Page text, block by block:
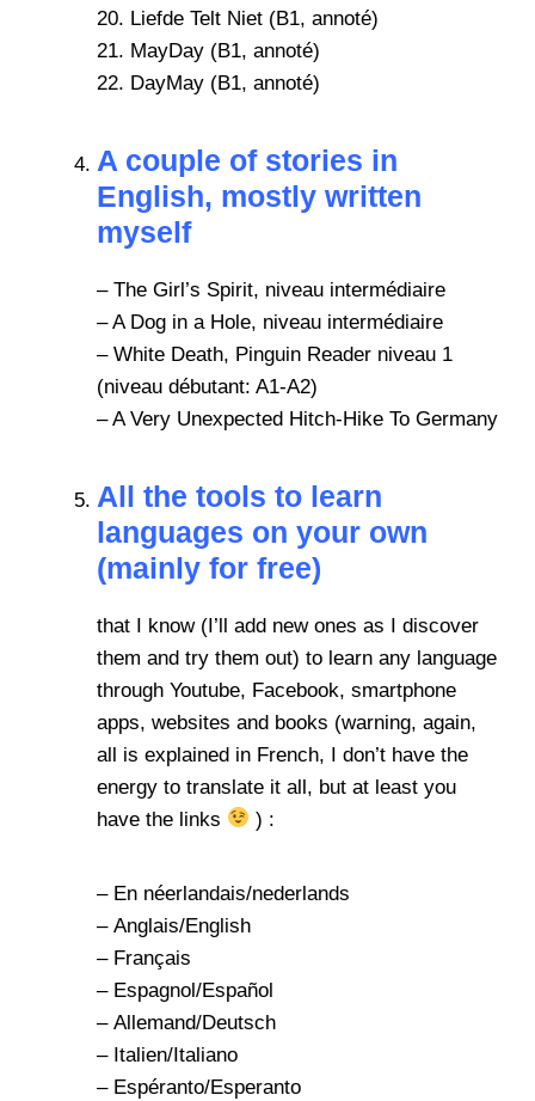
20. Liefde Telt Niet (B1, annoté)
21. MayDay (B1, annoté)
22. DayMay (B1, annoté)
A couple of stories in
English, mostly written
myself
– The Girl’s Spirit, niveau intermédiaire
–A Dog in a Hole, niveau intermédiaire
– White Death, Pinguin Reader niveau 1
(niveau débutant: A1-A2)
–A Very Unexpected Hitch-Hike To Germany
All the tools to learn
languages on your own
(mainly for free)
that I know (I’ll add new ones as I discover
them and try them out) to learn any language
through Youtube, Facebook, smartphone
apps, websites and books (warning, again,
all is explained in French, I don’t have the
energy to translate it all, but at least you
have the links
) :
– En néerlandais/nederlands
– Anglais/English
– Français
– Espagnol/Español
– Allemand/Deutsch
– Italien/Italiano
– Espéranto/Esperanto